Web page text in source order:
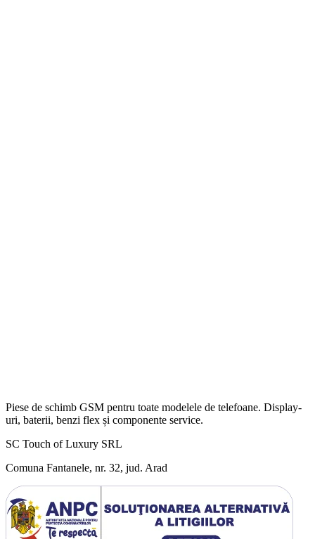
Piese de schimb GSM pentru toate modelele de telefoane. Display-
uri, baterii, benzi flex și componente service.
SC Touch of Luxury SRL
Comuna Fantanele, nr. 32, jud. Arad